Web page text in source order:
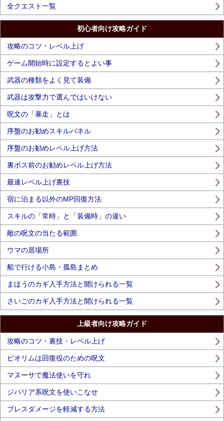
全クエスト一覧
初心者向け攻略ガイド
攻略のコツ・レベル上げ
ゲーム開始時に設定するとよい事
武器の種類をよく見て装備
武器は攻撃力で選んではいけない
呪文の「暴走」とは
序盤のお勧めスキルパネル
序盤のお勧めレベル上げ方法
裏ボス前のお勧めレベル上げ方法
最速レベル上げ裏技
宿に泊まる以外のMP回復方法
スキルの「常時」と「装備時」の違い
敵の呪文の当たる範囲
ウマの居場所
船で行ける小島・孤島まとめ
まほうのカギ入手方法と開けられる一覧
さいごのカギ入手方法と開けられる一覧
上級者向け攻略ガイド
攻略のコツ・裏技・レベル上げ
ピオリムは回復役のための呪文
マヌーサで魔法使いを守れ
ジバリア系呪文を使いこなせ
ブレスダメージを軽減する方法